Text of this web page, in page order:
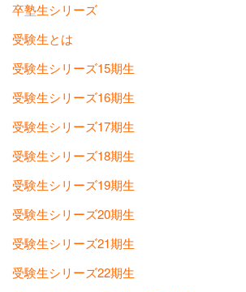
卒塾生シリーズ
受験生とは
受験生シリーズ15期生
受験生シリーズ16期生
受験生シリーズ17期生
受験生シリーズ18期生
受験生シリーズ19期生
受験生シリーズ20期生
受験生シリーズ21期生
受験生シリーズ22期生